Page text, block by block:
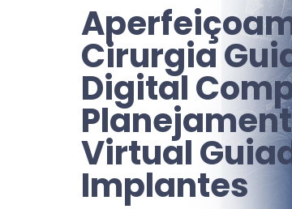
Cirurgia
Digital
Virtual
Implantes